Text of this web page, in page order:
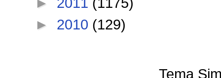
► 2010 (129)
Tema